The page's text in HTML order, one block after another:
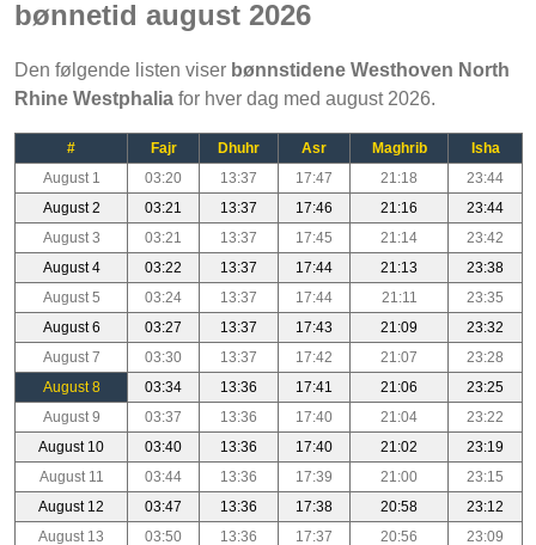
bønnetid august 2026
Den følgende listen viser bønnstidene Westhoven North
Rhine Westphalia for hver dag med august 2026.
# Fajr Dhuhr Asr Maghrib
Isha
August 1
03:20 13:37 17:47 21:18
23:44
August 2
03:21 13:37 17:46 21:16
23:44
August 3
03:21 13:37 17:45 21:14
23:42
August 4
03:22 13:37 17:44 21:13
23:38
August 5
03:24 13:37 17:44 21:11
23:35
August 6
03:27 13:37 17:43 21:09
23:32
August 7
03:30 13:37 17:42 21:07
23:28
August 8
03:34 13:36 17:41 21:06
23:25
August 9
03:37 13:36 17:40 21:04
23:22
August 10
03:40 13:36 17:40 21:02
23:19
August 11
03:44 13:36 17:39 21:00
23:15
August 12
03:47 13:36 17:38 20:58
23:12
August 13
03:50 13:36 17:37 20:56
23:09